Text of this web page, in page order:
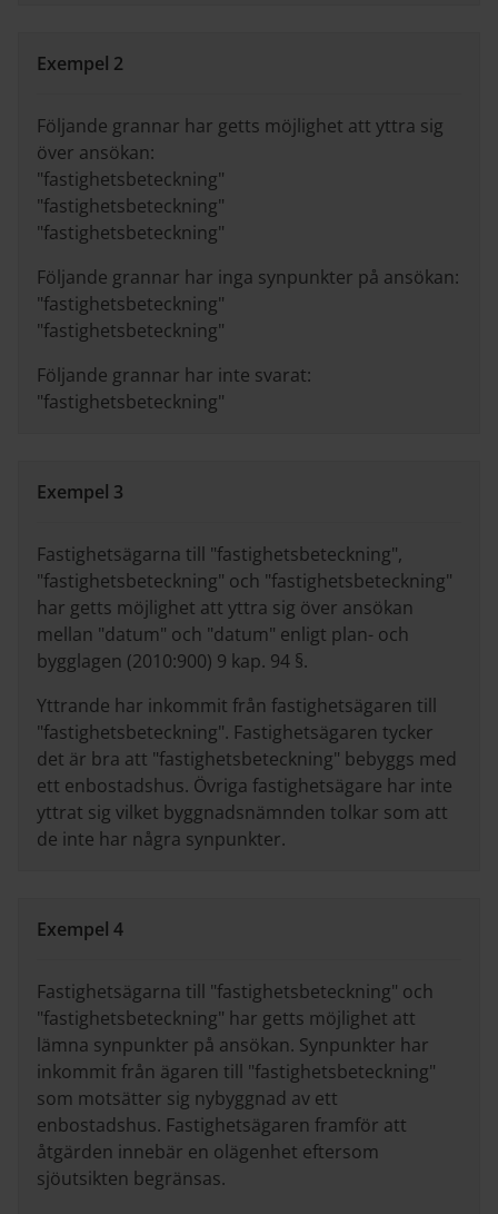
Exempel 2
Följande grannar har getts möjlighet att yttra sig
över ansökan:
"fastighetsbeteckning"
"fastighetsbeteckning"
"fastighetsbeteckning"
Följande grannar har inga synpunkter på ansökan:
"fastighetsbeteckning"
"fastighetsbeteckning"
Följande grannar har inte svarat:
"fastighetsbeteckning"
Exempel 3
Fastighetsägarna till "fastighetsbeteckning",
"fastighetsbeteckning" och "fastighetsbeteckning"
har getts möjlighet att yttra sig över ansökan
mellan "datum" och "datum" enligt plan- och
bygglagen (2010:900) 9 kap. 94 §.
Yttrande har inkommit från fastighetsägaren till
"fastighetsbeteckning". Fastighetsägaren tycker
det är bra att "fastighetsbeteckning" bebyggs med
ett enbostadshus. Övriga fastighetsägare har inte
yttrat sig vilket byggnadsnämnden tolkar som att
de inte har några synpunkter.
Exempel 4
Fastighetsägarna till "fastighetsbeteckning" och
"fastighetsbeteckning" har getts möjlighet att
lämna synpunkter på ansökan. Synpunkter har
inkommit från ägaren till "fastighetsbeteckning"
som motsätter sig nybyggnad av ett
enbostadshus. Fastighetsägaren framför att
åtgärden innebär en olägenhet eftersom
sjöutsikten begränsas.